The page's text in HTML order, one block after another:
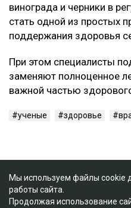
винограда и черники в
стать одной из простых
поддержания здоровья
При этом специалисты
заменяют полноценное
важной частью
ученые здоровье
Мы используем файлы cookie
работы сайта.
Продолжая использование